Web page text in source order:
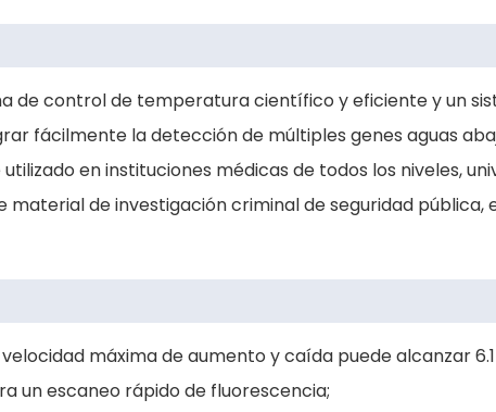
de control de temperatura científico y eficiente y un
fácilmente la detección de múltiples genes aguas
en instituciones médicas de todos los niveles,
de investigación criminal de seguridad
máxima de aumento y caída puede alcanzar
un escaneo rápido de fluorescencia;